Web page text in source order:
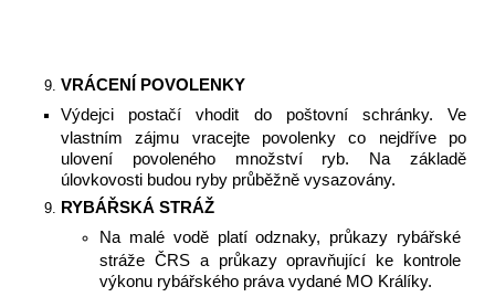
VRÁCENÍ POVOLENKY
Výdejci postačí vhodit do poštovní schránky. Ve
vlastním zájmu vracejte povolenky co nejdříve po
ulovení povoleného množství ryb. Na základě
úlovkovosti budou ryby průběžně vysazovány.
RYBÁŘSKÁ STRÁŽ
Na malé vodě platí odznaky, průkazy rybářské
stráže ČRS a průkazy opravňující ke kontrole
výkonu rybářského práva vydané MO Králíky.